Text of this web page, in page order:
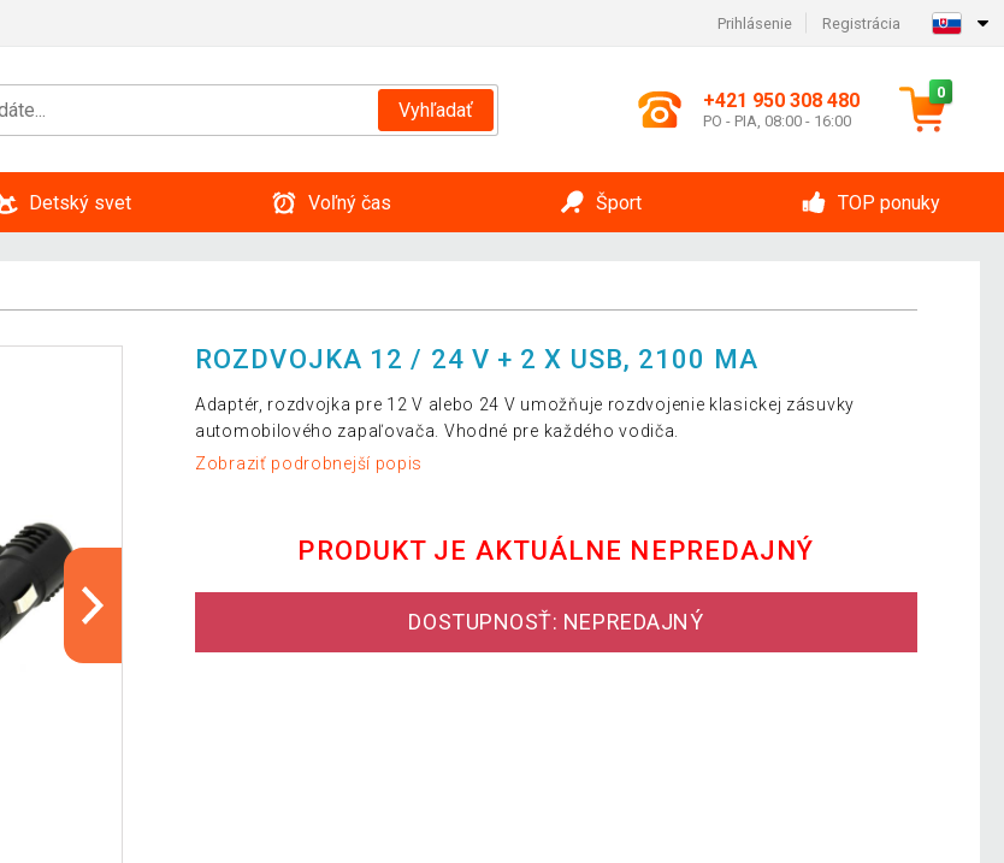
Prihlásenie Registrácia
Vyhľadať +421 950 308 480
PO - PIA, 08:00 - 16:00
0
Detský svet Voľný čas Šport TOP ponuky
ROZDVOJKA 12 / 24 V + 2 X USB, 2100 MA
Adaptér, rozdvojka pre 12 V alebo 24 V umožňuje rozdvojenie klasickej zásuvky
automobilového zapaľovača. Vhodné pre každého vodiča.
Zobraziť podrobnejší popis
PRODUKT JE AKTUÁLNE NEPREDAJNÝ
DOSTUPNOSŤ: NEPREDAJNÝ